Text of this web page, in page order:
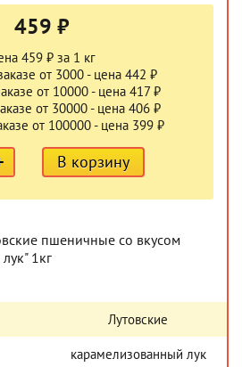
459 ₽
459 ₽ за 1 кг
от 3000 - цена 442 ₽
от 10000 - цена 417 ₽
от 30000 - цена 406 ₽
от 100000 - цена 399 ₽
В корзину
пшеничные со вкусом
1кг
Лутовские
карамелизованный лук